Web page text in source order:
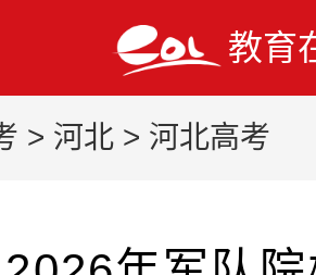
教育
> 河北 > 河北高考